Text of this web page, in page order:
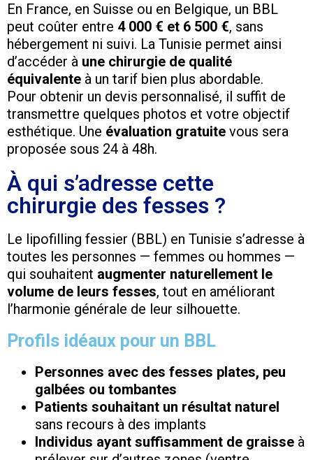
En France, en Suisse ou en Belgique, un BBL
peut coûter entre 4 000 € et 6 500 €, sans
hébergement ni suivi. La Tunisie permet ainsi
d’accéder à une chirurgie de qualité
équivalente à un tarif bien plus abordable.
Pour obtenir un devis personnalisé, il suffit de
transmettre quelques photos et votre objectif
esthétique. Une évaluation gratuite vous sera
proposée sous 24 à 48h.
À qui s’adresse cette
chirurgie des fesses ?
Le lipofilling fessier (BBL) en Tunisie s’adresse à
toutes les personnes — femmes ou hommes —
qui souhaitent augmenter naturellement le
volume de leurs fesses, tout en améliorant
l’harmonie générale de leur silhouette.
Profils idéaux pour un BBL
Personnes avec des fesses plates, peu
galbées ou tombantes
Patients souhaitant un résultat naturel
sans recours à des implants
Individus ayant suffisamment de graisse à